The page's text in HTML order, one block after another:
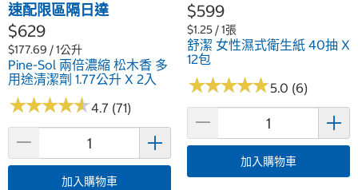
速配限區隔日達
$629
$177.69 / 1公升
Pine-Sol 兩倍濃縮 松木香 多
用途清潔劑 1.77公升 X 2入
★★★★★
★★★★★4.7 (71)
加入購物車
$599
$1.25 / 1張
舒潔 女性濕式衛生紙 40抽 X
12包
★★★★★
★★★★★5.0 (6)
加入購物車